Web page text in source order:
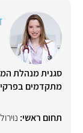
סגנית מנהלת
מתקדמים
תחום ראשי: